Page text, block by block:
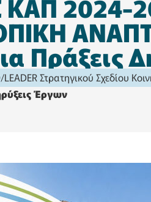
2024-
Πράξεις
Στρατηγικού Σχεδίου
Έργων